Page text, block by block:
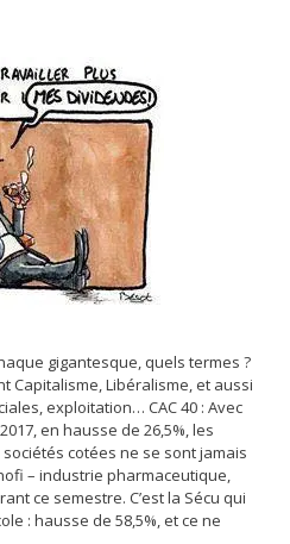
gigantesque, quels termes ?
Capitalisme, Libéralisme, et aussi
exploitation… CAC 40 : Avec
en hausse de 26,5%, les
cotées ne se sont jamais
– industrie pharmaceutique,
ce semestre. C’est la Sécu qui
: hausse de 58,5%, et ce ne